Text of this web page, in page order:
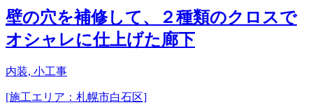
壁の穴を補修して、２種類のクロスで
オシャレに仕上げた廊下
内装, 小工事
[施工エリア：札幌市白石区]